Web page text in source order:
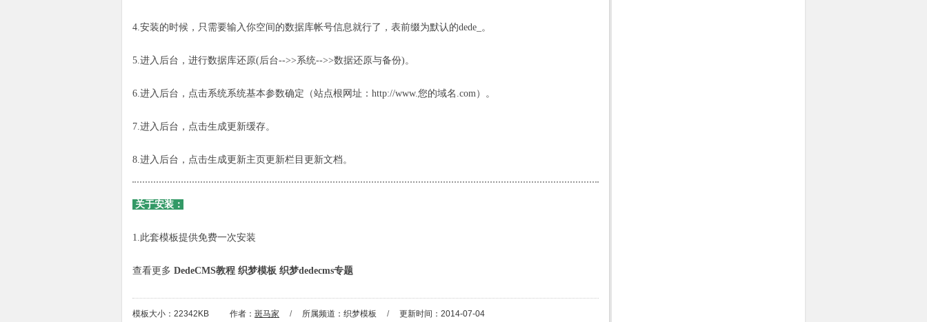
4.安装的时候，只需要输入你空间的数据库帐号信息就行了，表前缀为默认的dede_。
5.进入后台，进行数据库还原(后台-->>系统-->>数据还原与备份)。
6.进入后台，点击系统系统基本参数确定（站点根网址：http://www.您的域名.com）。
7.进入后台，点击生成更新缓存。
8.进入后台，点击生成更新主页更新栏目更新文档。
关于安装：
1.此套模板提供免费一次安装
查看更多 DedeCMS教程 织梦模板 织梦dedecms专题
模板大小：22342KB 作者： 斑马家 / 所属频道： 织梦模板 / 更新时间：2014-07-04